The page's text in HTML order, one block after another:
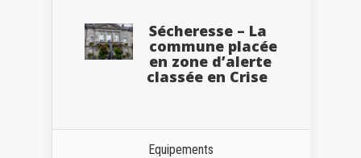
Sécheresse – La
commune placée
en zone d’alerte
classée en Crise
Equipements